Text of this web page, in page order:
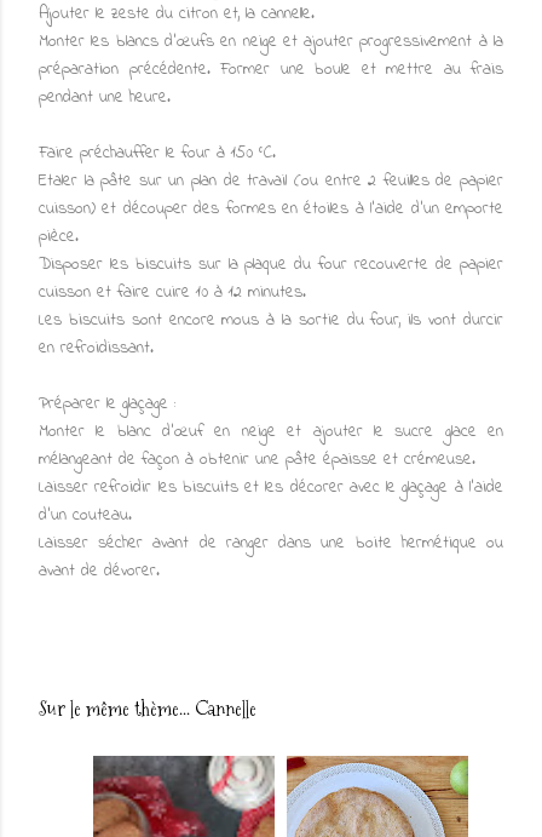
Ajouter le zeste du citron et, la cannelle.
Monter les blancs d’œufs en neige et ajouter progressivement à la
préparation précédente. Former une boule et mettre au frais
pendant une heure.
Faire préchauffer le four à 150 °C.
Etaler la pâte sur un plan de travail (ou entre 2 feuilles de papier
cuisson) et découper des formes en étoiles à l'aide d'un emporte
pièce.
Disposer les biscuits sur la plaque du four recouverte de papier
cuisson et faire cuire 10 à 12 minutes.
Les biscuits sont encore mous à la sortie du four, ils vont durcir
en refroidissant.
Préparer le glaçage :
Monter le blanc d’œuf en neige et ajouter le sucre glace en
mélangeant de façon à obtenir une pâte épaisse et crémeuse.
Laisser refroidir les biscuits et les décorer avec le glaçage à l'aide
d'un couteau.
Laisser sécher avant de ranger dans une boite hermétique ou
avant de dévorer.
Sur le même thème... Cannelle